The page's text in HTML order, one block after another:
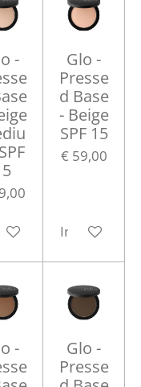
-
Glo -
Presse
d Base
- Beige
SPF 15
€ 59,00
In
-
Glo -
Presse